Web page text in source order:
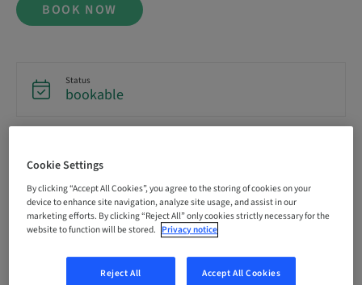
BOOK NOW
Status
bookable
21. Oct 2026 (UTC+1)
Language
German
Cookie Settings
By clicking “Accept All Cookies”, you agree to the storing of cookies on your
device to enhance site navigation, analyze site usage, and assist in our
marketing efforts. By clicking “Reject All” only cookies strictly necessary for the
website to function will be stored. Privacy notice
Reject All Accept All Cookies